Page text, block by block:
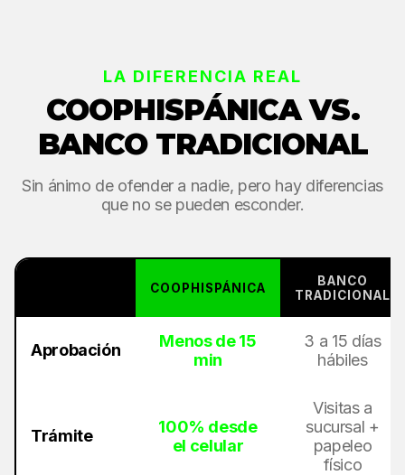
LA DIFERENCIA REAL
COOPHISPÁNICA VS.
BANCO TRADICIONAL
Sin ánimo de ofender a nadie, pero hay diferencias
que no se pueden esconder.
COOPHISPÁNICA
BANCO
TRADICIONAL
Aprobación
Menos de 15
min
3 a 15 días
hábiles
Trámite
100% desde
el celular
Visitas a
sucursal +
papeleo
físico